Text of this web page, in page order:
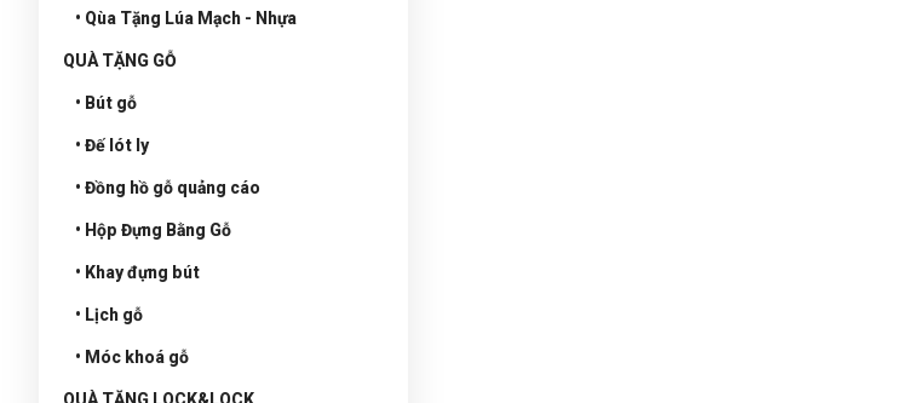
• Qùa Tặng Lúa Mạch - Nhựa
QUÀ TẶNG GỖ
• Bút gỗ
• Đế lót ly
• Đồng hồ gỗ quảng cáo
• Hộp Đựng Bằng Gỗ
• Khay đựng bút
• Lịch gỗ
• Móc khoá gỗ
QUÀ TẶNG LOCK&LOCK